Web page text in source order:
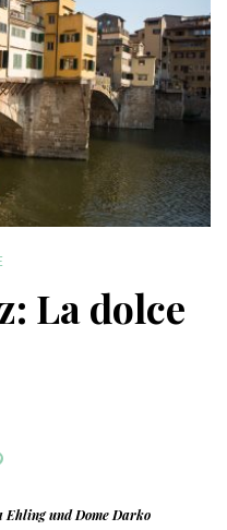
La dolce
Ehling und Dome Darko